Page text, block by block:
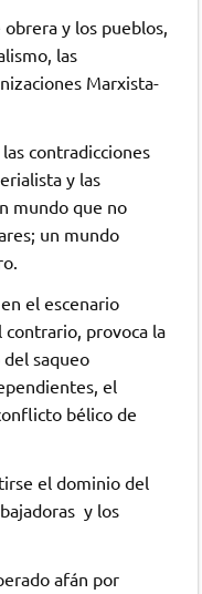
y los pueblos,
las
Marxista-
contradicciones
y las
mundo que no
un mundo
el escenario
contrario, provoca la
saqueo
el
bélico de
el dominio del
y los
afán por